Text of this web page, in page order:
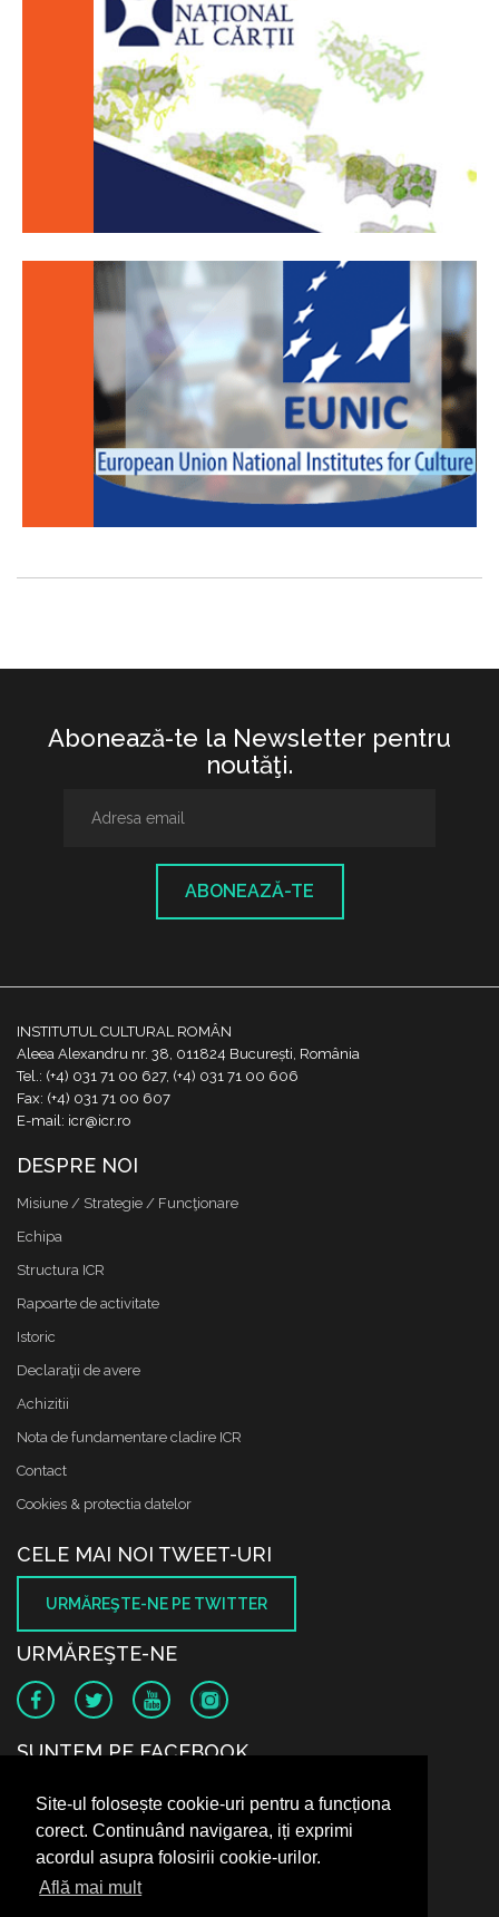
Site-ul folosește cookie-uri pentru a funcționa
corect. Continuând navigarea, iți exprimi
acordul asupra folosirii cookie-urilor.
Află mai mult
Abonează-te la Newsletter pentru
noutăţi.
ABONEAZĂ-TE
INSTITUTUL CULTURAL ROMÂN
Aleea Alexandru nr. 38, 011824 București, România
Tel.: (+4) 031 71 00 627, (+4) 031 71 00 606
Fax: (+4) 031 71 00 607
E-mail: icr@icr.ro
DESPRE NOI
Misiune / Strategie / Funcţionare
Echipa
Structura ICR
Rapoarte de activitate
Istoric
Declaraţii de avere
Achizitii
Nota de fundamentare cladire ICR
Contact
Cookies & protectia datelor
CELE MAI NOI TWEET-URI
URMĂREŞTE-NE PE TWITTER
URMĂREŞTE-NE
SUNTEM PE FACEBOOK